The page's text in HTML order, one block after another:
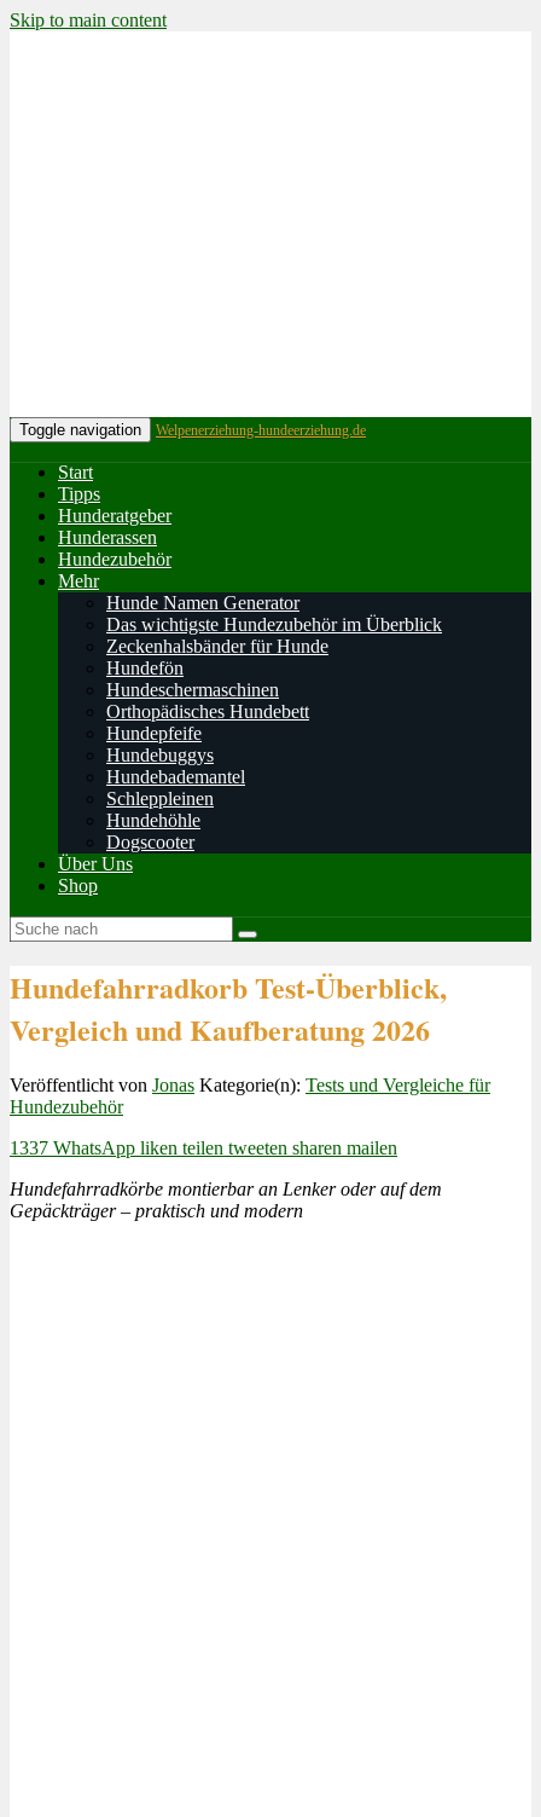
Skip to main content
Toggle navigation Welpenerziehung-hundeerziehung.de
Start
Tipps
Hunderatgeber
Hunderassen
Hundezubehör
Mehr
Hunde Namen Generator
Das wichtigste Hundezubehör im Überblick
Zeckenhalsbänder für Hunde
Hundefön
Hundeschermaschinen
Orthopädisches Hundebett
Hundepfeife
Hundebuggys
Hundebademantel
Schleppleinen
Hundehöhle
Dogscooter
Über Uns
Shop
Hundefahrradkorb Test-Überblick,
Vergleich und Kaufberatung 2026
Veröffentlicht von Jonas Kategorie(n): Tests und Vergleiche für
Hundezubehör
1337 WhatsApp liken teilen tweeten sharen mailen
Hundefahrradkörbe montierbar an Lenker oder auf dem
Gepäckträger – praktisch und modern